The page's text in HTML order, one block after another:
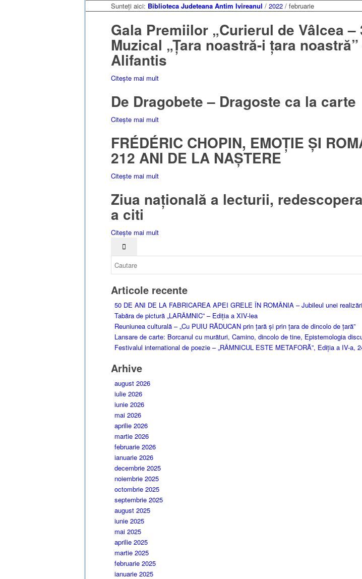
Sunteți aici: Biblioteca Judeteana Antim Ivireanul / 2022 / februarie
Gala Premiilor „Curierul de Vâlcea –
Muzical „Țara noastră-i țara
Alifantis
Citește mai mult
De Dragobete – Dragoste ca la carte
Citește mai mult
FRÉDÉRIC CHOPIN, EMOȚIE ȘI
212 ANI DE LA NAȘTERE
Citește mai mult
Ziua națională a lecturii,
a citi
Citește mai mult
Articole recente
50 DE ANI DE LA FABRICAREA APEI GRELE ÎN ROMÂNIA – Jubileul unei
Tabăra de pictură „LARÂMNIC” – Ediția a XIV-lea
Reuniunea culturală – „Cu PUIU RĂDUCAN prin țară și prin țara de dincolo de țară”
Lansare de carte: Borcanul cu murături, Camino, dincolo de tine, Epistemologia
Festivalul international de poezie – „RÂMNICUL ESTE METAFORĂ”, Ediția a IV-a,
Arhive
august 2026
iulie 2026
iunie 2026
mai 2026
aprilie 2026
martie 2026
februarie 2026
ianuarie 2026
decembrie 2025
noiembrie 2025
octombrie 2025
septembrie 2025
august 2025
iunie 2025
mai 2025
aprilie 2025
martie 2025
februarie 2025
ianuarie 2025